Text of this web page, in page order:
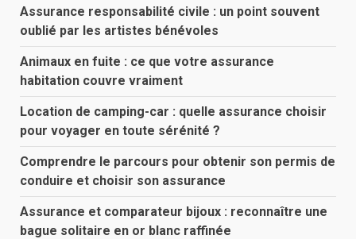
Assurance responsabilité civile : un point souvent
oublié par les artistes bénévoles
Animaux en fuite : ce que votre assurance
habitation couvre vraiment
Location de camping-car : quelle assurance choisir
pour voyager en toute sérénité ?
Comprendre le parcours pour obtenir son permis de
conduire et choisir son assurance
Assurance et comparateur bijoux : reconnaître une
bague solitaire en or blanc raffinée